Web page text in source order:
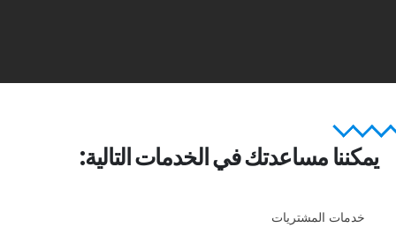
يمكننا مساعدتك في الخدمات التالية:
خدمات المشتريات